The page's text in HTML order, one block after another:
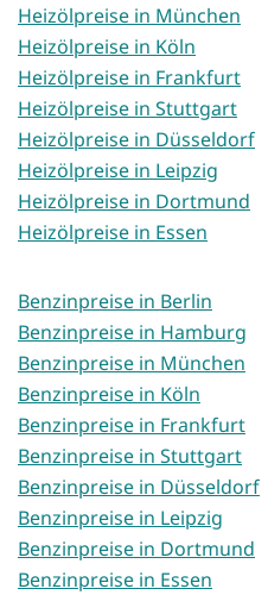
Heizölpreise in München
Heizölpreise in Köln
Heizölpreise in Frankfurt
Heizölpreise in Stuttgart
Heizölpreise in Düsseldorf
Heizölpreise in Leipzig
Heizölpreise in Dortmund
Heizölpreise in Essen
Benzinpreise in Berlin
Benzinpreise in Hamburg
Benzinpreise in München
Benzinpreise in Köln
Benzinpreise in Frankfurt
Benzinpreise in Stuttgart
Benzinpreise in Düsseldorf
Benzinpreise in Leipzig
Benzinpreise in Dortmund
Benzinpreise in Essen